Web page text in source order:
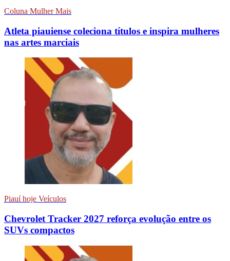
Coluna Mulher Mais
Atleta piauiense coleciona títulos e inspira mulheres
nas artes marciais
Piauí hoje Veículos
Chevrolet Tracker 2027 reforça evolução entre os
SUVs compactos